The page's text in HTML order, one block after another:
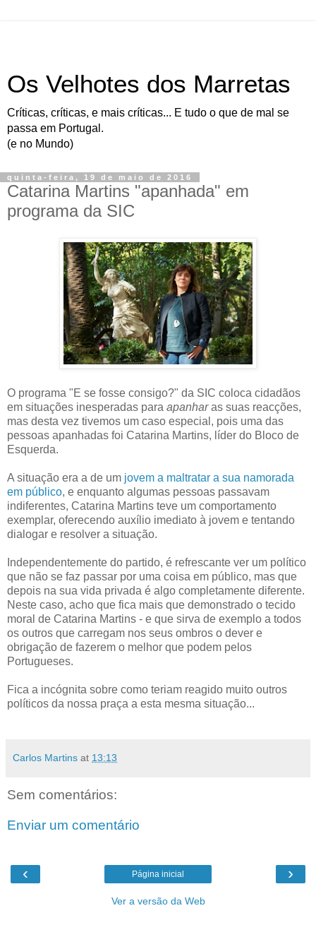
Os Velhotes dos Marretas
Críticas, críticas, e mais críticas... E tudo o que de mal se
passa em Portugal.
(e no Mundo)
quinta-feira, 19 de maio de 2016
Catarina Martins "apanhada" em
programa da SIC
O programa "E se fosse consigo?" da SIC coloca cidadãos
em situações inesperadas para apanharas suas reacções,
mas desta vez tivemos um caso especial, pois uma das
pessoas apanhadas foi Catarina Martins, líder do Bloco de
Esquerda.
A situação era a de um jovem a maltratar a sua namorada
em público, e enquanto algumas pessoas passavam
indiferentes, Catarina Martins teve um comportamento
exemplar, oferecendo auxílio imediato à jovem e tentando
dialogar e resolver a situação.
Independentemente do partido, é refrescante ver um político
que não se faz passar por uma coisa em público, mas que
depois na sua vida privada é algo completamente diferente.
Neste caso, acho que fica mais que demonstrado o tecido
moral de Catarina Martins - e que sirva de exemplo a todos
os outros que carregam nos seus ombros o dever e
obrigação de fazerem o melhor que podem pelos
Portugueses.
Fica a incógnita sobre como teriam reagido muito outros
políticos da nossa praça a esta mesma situação...
Carlos Martins at 13:13
Sem comentários:
Enviar um comentário
‹ ›
Página inicial
Ver a versão da Web